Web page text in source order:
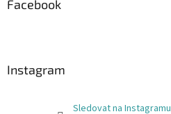
Facebook
Instagram
Sledovat na Instagramu